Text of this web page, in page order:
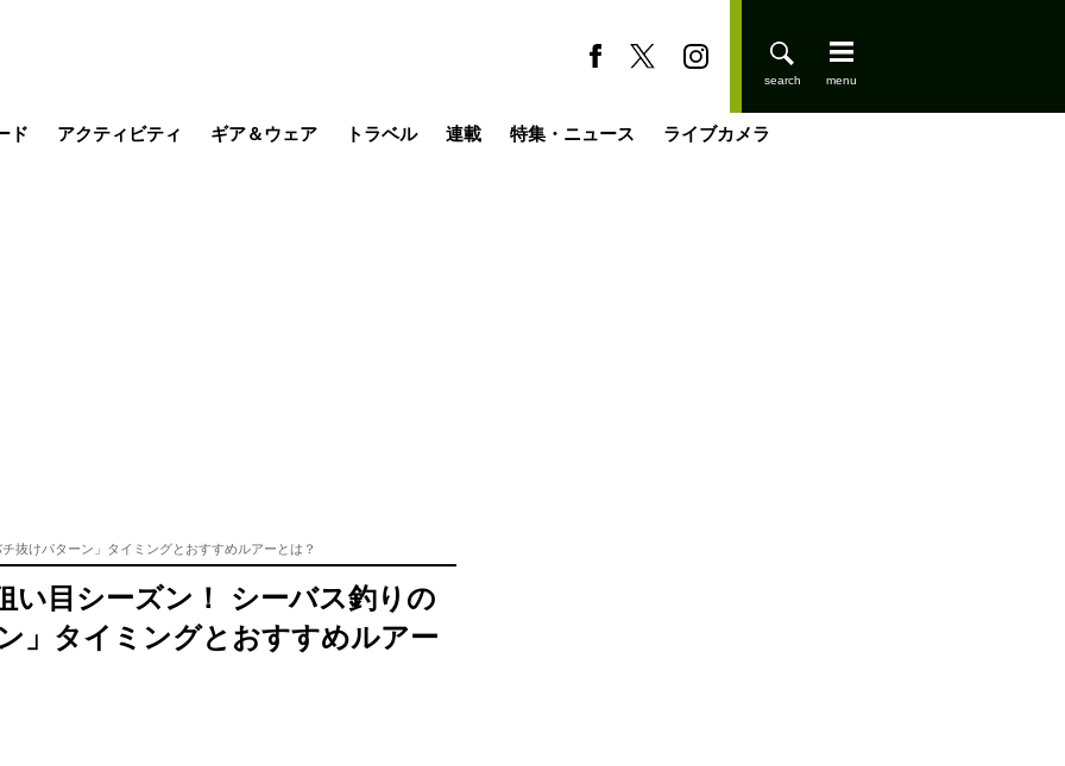
ド アクティビティ ギア＆ウェア トラベル 連載 特集・ニュース ライブカメラ
抜けパターン」タイミングとおすすめルアーとは？
い目シーズン！ シーバス釣りの
」タイミングとおすすめルアー